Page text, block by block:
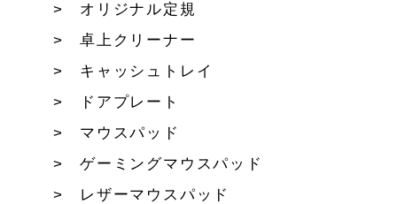
オリジナル定規
卓上クリーナー
キャッシュトレイ
ドアプレート
マウスパッド
ゲーミングマウスパッド
レザーマウスパッド